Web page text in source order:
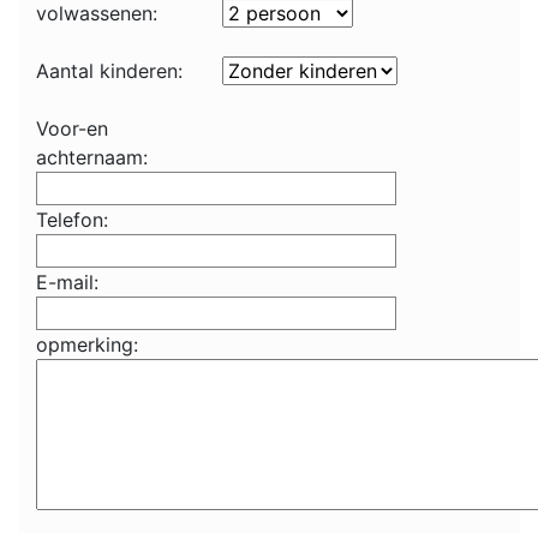
volwassenen:
Aantal kinderen:
Voor-en
achternaam:
Telefon:
E-mail:
opmerking: